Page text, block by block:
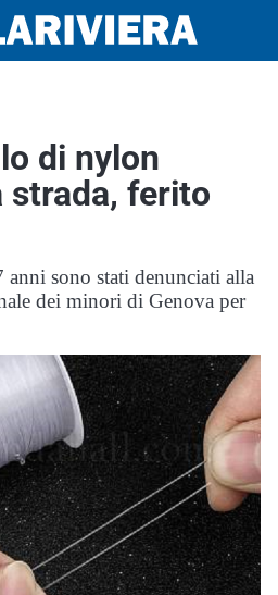
di nylon
strada, ferito
sono stati denunciati alla
dei minori di Genova per